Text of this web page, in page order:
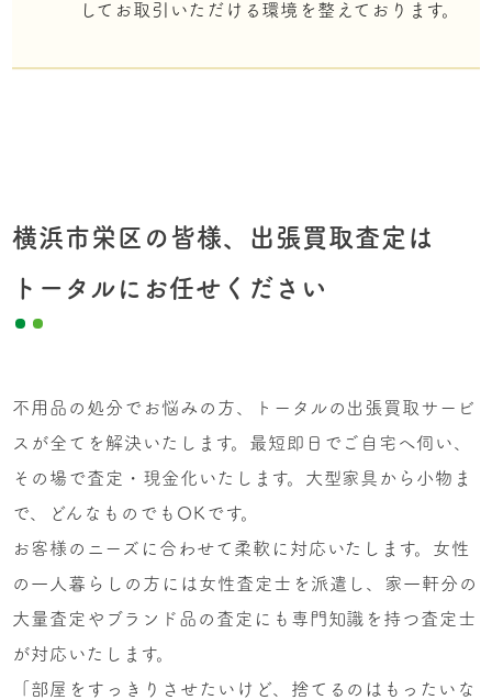
してお取引いただける環境を整えております。
横浜市栄区の皆様、出張買取査定は
トータルにお任せください
不用品の処分でお悩みの方、トータルの出張買取サービ
スが全てを解決いたします。最短即日でご自宅へ伺い、
その場で査定・現金化いたします。大型家具から小物ま
で、どんなものでもOKです。
お客様のニーズに合わせて柔軟に対応いたします。女性
の一人暮らしの方には女性査定士を派遣し、家一軒分の
大量査定やブランド品の査定にも専門知識を持つ査定士
が対応いたします。
「部屋をすっきりさせたいけど、捨てるのはもったいな